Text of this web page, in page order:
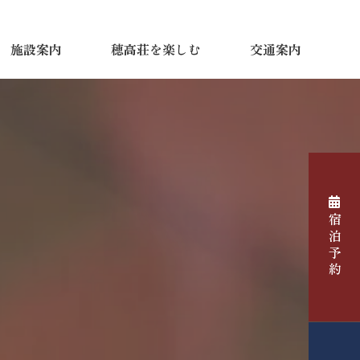
施設案内 穂高荘を楽しむ 交通案内
宿泊予約